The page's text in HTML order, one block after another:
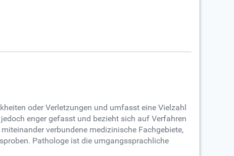
oder Verletzungen und umfasst eine Vielzahl
enger gefasst und bezieht sich auf Verfahren
verbundene medizinische Fachgebiete,
Pathologe ist die umgangssprachliche